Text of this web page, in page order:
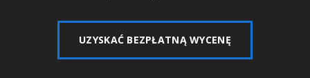
UZYSKAĆ BEZPŁATNĄ WYCENĘ